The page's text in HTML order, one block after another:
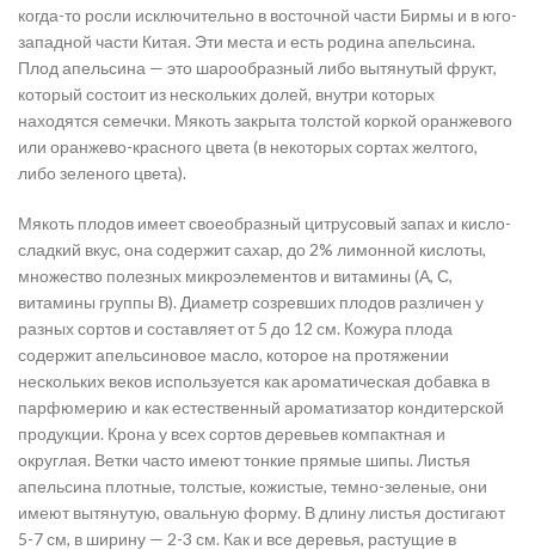
когда-то росли исключительно в восточной части Бирмы и в юго-
западной части Китая. Эти места и есть родина апельсина.
Плод апельсина — это шарообразный либо вытянутый фрукт,
который состоит из нескольких долей, внутри которых
находятся семечки. Мякоть закрыта толстой коркой оранжевого
или оранжево-красного цвета (в некоторых сортах желтого,
либо зеленого цвета).
Мякоть плодов имеет своеобразный цитрусовый запах и кисло-
сладкий вкус, она содержит сахар, до 2% лимонной кислоты,
множество полезных микроэлементов и витамины (А, С,
витамины группы В). Диаметр созревших плодов различен у
разных сортов и составляет от 5 до 12 см. Кожура плода
содержит апельсиновое масло, которое на протяжении
нескольких веков используется как ароматическая добавка в
парфюмерию и как естественный ароматизатор кондитерской
продукции. Крона у всех сортов деревьев компактная и
округлая. Ветки часто имеют тонкие прямые шипы. Листья
апельсина плотные, толстые, кожистые, темно-зеленые, они
имеют вытянутую, овальную форму. В длину листья достигают
5-7 см, в ширину — 2-3 см. Как и все деревья, растущие в